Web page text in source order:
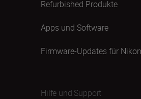
Refurbished Produkte
Apps und Software
Firmware-Updates für
Hilfe und Support